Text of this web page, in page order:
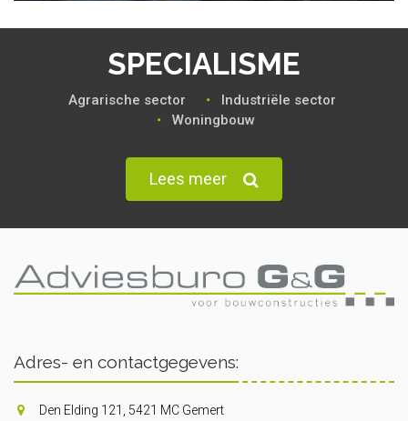
SPECIALISME
Agrarische sector‎
Industriële sector‎
Woningbouw‎
Lees meer
Adres- en contactgegevens:
Den Elding 121, 5421 MC Gemert